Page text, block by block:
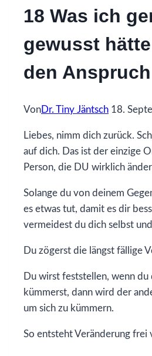
18 Was ich
gewusst
den Anspruch
VonDr. Tiny Jäntsch 18.
Liebes, nimm dich zurück.
auf dich. Das ist der einzige
Person, die DU wirklich
Solange du von deinem
es etwas tut, damit es dir
vermeidest du dich selbst
Du zögerst die längst fällige
Du wirst feststellen, wenn du
kümmerst, dann wird der
um sich zu kümmern.
So entsteht Veränderung frei